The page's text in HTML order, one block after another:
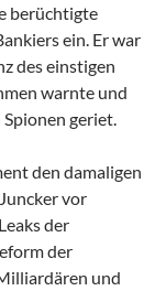
berüchtigte
ein. Er war
des einstigen
warnte und
geriet.
den damaligen
vor
der
der
und